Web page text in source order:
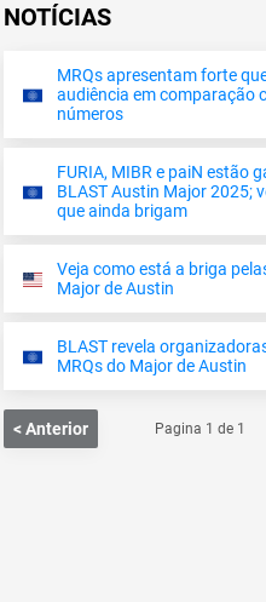
NOTÍCIAS
MRQs apresentam forte
audiência em comparação
números
FURIA, MIBR e paiN estão
BLAST Austin Major 2025;
que ainda brigam
Veja como está a briga
Major de Austin
BLAST revela
MRQs do Major de Austin
< Anterior Pagina 1 de 1